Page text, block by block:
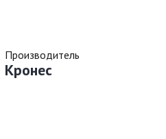
Производитель
Кронес